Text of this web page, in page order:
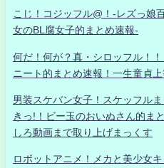
こじ！コジッフル@！-レズっ娘
女のBL腐女子的まとめ速報-
何だ！何が？真・シロッフル
ニート的まとめ速報！一生童貞上
男装スケバン女子！スケッフル
きっ!！ビー玉のおいぬさん的ま
しろ動画まで取り上げまっくす
ロボットアニメ！メカと美少女